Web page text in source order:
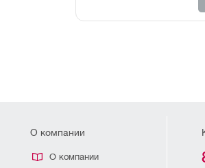
О компании
О компании